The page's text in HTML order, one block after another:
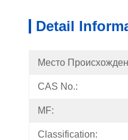
Detail
Место
CAS No.:
MF:
Classification: